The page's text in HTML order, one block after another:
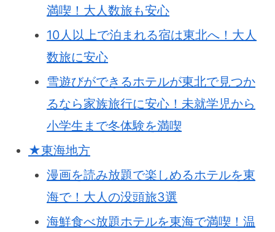
満喫！大人数旅も安心
10人以上で泊まれる宿は東北へ！大人
数旅に安心
雪遊びができるホテルが東北で見つか
るなら家族旅行に安心！未就学児から
小学生まで冬体験を満喫
★東海地方
漫画を読み放題で楽しめるホテルを東
海で！大人の没頭旅3選
海鮮食べ放題ホテルを東海で満喫！温